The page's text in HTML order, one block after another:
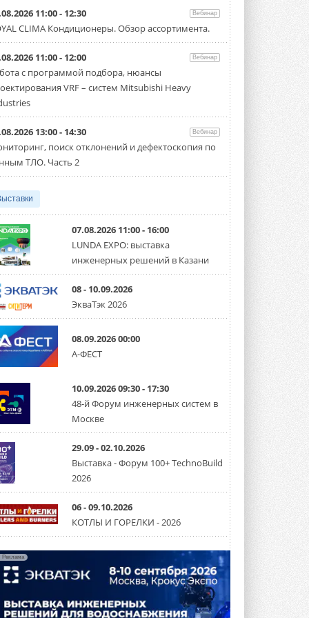
Carrier модернизирует
флагманский чиллер AquaEdge
19XR
Чиллер получил новую версию,
работающую на хладагенте R1234ze ...
31 ИЮЛЯ 2026
Mitsubishi расширяет
компанию MEHITS US Inc. ...
31 ИЮЛЯ 2026
свой специальный перечень Covered ...
31 ИЮЛЯ 2026
Уже через месяц в России
можно будет устанавливать
солнечные панели в МКД
С 1 сентября снимается запрет на
микрогенерацию в многоквартирных ...
30 ИЮЛЯ 2026
Канальные вентиляторы с ЕС-
двигателями Sysimple TRS EC
Poti
30 ИЮЛЯ 2026
Краска для окон: как выбрать
состав, который не
растрескается после первой
зимы
Частые вопросы о краске для окон ...
30 ИЮЛЯ 2026
СИЭНПИ РУС представила
новую серию консольных
насосов NM
помогает снизить энергопотребление ...
30 ИЮЛЯ 2026
Группа «Теплолюкс» открыла
новую производственную
площадку
Открытие нового завода состоялось
11:00 - 12:30 Вебинар
CLIMA Кондиционеры. Обзор ассортимента.
11:00 - 12:00 Вебинар
с программой подбора, нюансы
VRF – систем Mitsubishi Heavy
13:00 - 14:30 Вебинар
поиск отклонений и дефектоскопия по
ТЛО. Часть 2
07.08.2026 11:00 - 16:00
LUNDA EXPO: выставка
инженерных решений в Казани
08 - 10.09.2026
ЭкваТэк 2026
08.09.2026 00:00
А-ФЕСТ
10.09.2026 09:30 - 17:30
48-й Форум инженерных систем в
Москве
29.09 - 02.10.2026
Выставка - Форум 100+ TechnoBuild
2026
06 - 09.10.2026
КОТЛЫ И ГОРЕЛКИ - 2026
Реклама